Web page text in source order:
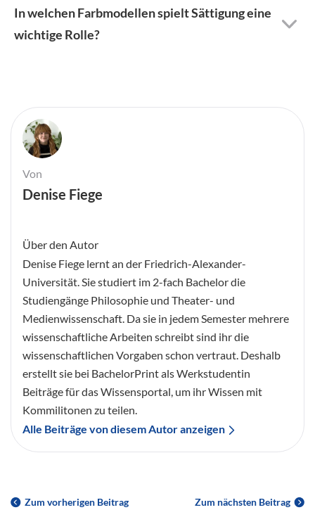
In welchen Farbmodellen spielt Sättigung eine
wichtige Rolle?
Von
Denise Fiege
Über den Autor
Denise Fiege lernt an der Friedrich-Alexander-
Universität. Sie studiert im 2-fach Bachelor die
Studiengänge Philosophie und Theater- und
Medienwissenschaft. Da sie in jedem Semester mehrere
wissenschaftliche Arbeiten schreibt sind ihr die
wissenschaftlichen Vorgaben schon vertraut. Deshalb
erstellt sie bei BachelorPrint als Werkstudentin
Beiträge für das Wissensportal, um ihr Wissen mit
Kommilitonen zu teilen.
Alle Beiträge von diesem Autor anzeigen
Zum vorherigen Beitrag Zum nächsten Beitrag